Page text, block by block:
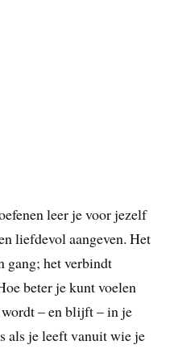
leer je voor jezelf
liefdevol aangeven. Het
gang; het verbindt
beter je kunt voelen
– en blijft – in je
als je leeft vanuit wie je